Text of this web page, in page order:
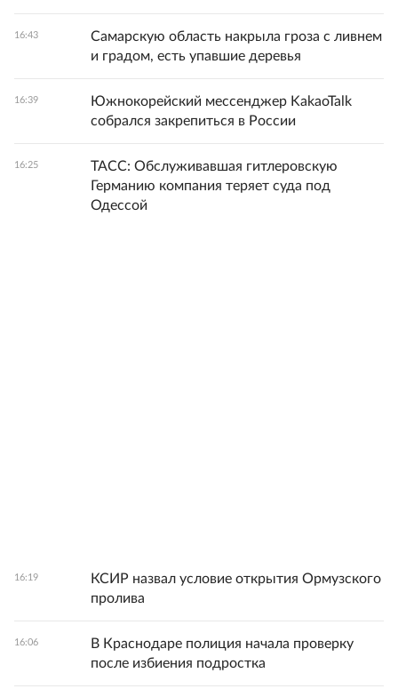
16:43
Самарскую область накрыла гроза с ливнем
и градом, есть упавшие деревья
16:39
Южнокорейский мессенджер KakaoTalk
собрался закрепиться в России
16:25
ТАСС: Обслуживавшая гитлеровскую
Германию компания теряет суда под
Одессой
16:19
КСИР назвал условие открытия Ормузского
пролива
16:06
В Краснодаре полиция начала проверку
после избиения подростка